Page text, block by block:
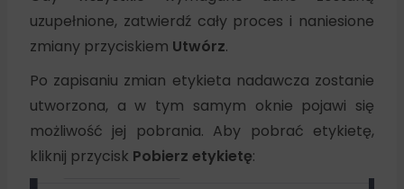
uzupełnione, zatwierdź cały proces i naniesione
zmiany przyciskiem Utwórz.
Po zapisaniu zmian etykieta nadawcza zostanie
utworzona, a w tym samym oknie pojawi się
możliwość jej pobrania. Aby pobrać etykietę,
kliknij przycisk Pobierz etykietę: